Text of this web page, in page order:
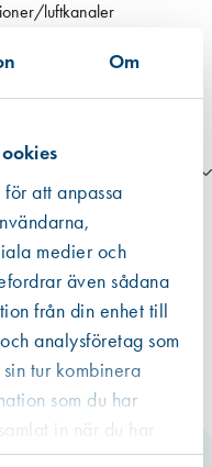
Om
att anpassa
medier och
även sådana
från din enhet till
analysföretag som
tur kombinera
som du har
in när du har
luftkanaler
Pa
runda rör i intervallet